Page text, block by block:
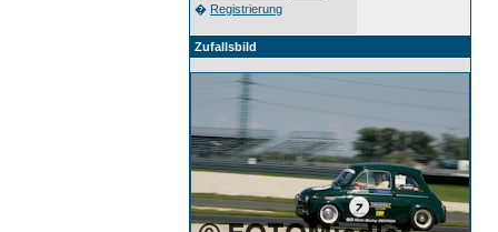
� Registrierung
Zufallsbild